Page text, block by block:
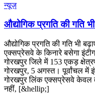
न्यूज़
औद्योगिक प्रगति की गति
औद्योगिक प्रगति की गति भी
एक्सप्रेसवे के किनारे बसेगा
गोरखपुर जिले में 153 एकड़
गोरखपुर, 5 अगस्त। पूर्वांचल में
गोरखपुर लिंक एक्सप्रेसवे केवल
नहीं, [&hellip;]